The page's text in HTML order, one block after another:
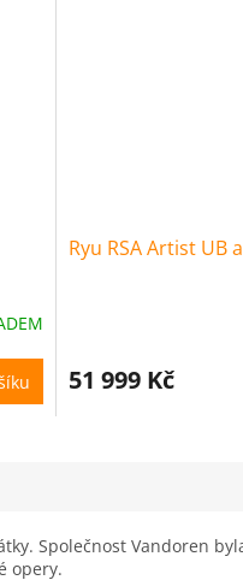
Ryu RSA Artist UB
51 999 Kč
Společnost Vandoren
opery.